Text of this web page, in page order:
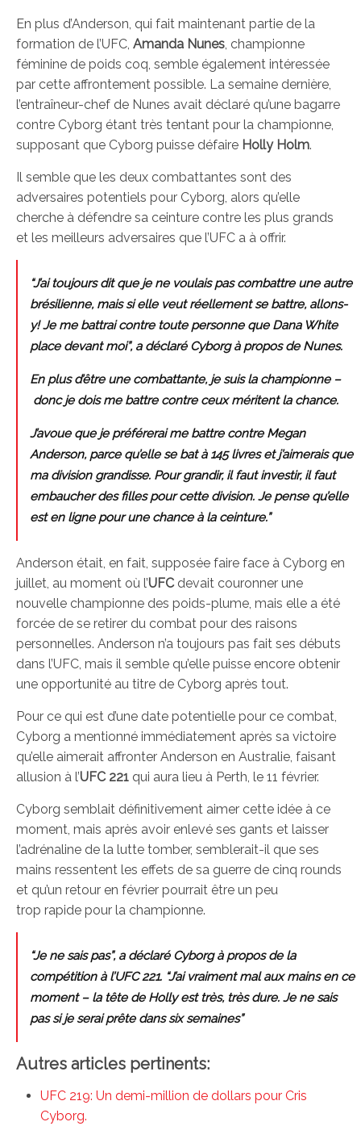
En plus d’Anderson, qui fait maintenant partie de la
formation de l’UFC, Amanda Nunes, championne
féminine de poids coq, semble également intéressée
par cette affrontement possible. La semaine dernière,
l’entraîneur-chef de Nunes avait déclaré qu’une bagarre
contre Cyborg étant très tentant pour la championne,
supposant que Cyborg puisse défaire Holly Holm.
Il semble que les deux combattantes sont des
adversaires potentiels pour Cyborg, alors qu’elle
cherche à défendre sa ceinture contre les plus grands
et les meilleurs adversaires que l’UFC a à offrir.
“J’ai toujours dit que je ne voulais pas combattre une autre
brésilienne, mais si elle veut réellement se battre, allons-
y! Je me battrai contre toute personne que Dana White
place devant moi”, a déclaré Cyborg à propos de Nunes.
En plus d’être une combattante, je suis la championne –
donc je dois me battre contre ceux méritent la chance.
J’avoue que je préférerai me battre contre Megan
Anderson, parce qu’elle se bat à 145 livres et j’aimerais que
ma division grandisse. Pour grandir, il faut investir, il faut
embaucher des filles pour cette division. Je pense qu’elle
est en ligne pour une chance à la ceinture.”
Anderson était, en fait, supposée faire face à Cyborg en
juillet, au moment où l’UFC devait couronner une
nouvelle championne des poids-plume, mais elle a été
forcée de se retirer du combat pour des raisons
personnelles. Anderson n’a toujours pas fait ses débuts
dans l’UFC, mais il semble qu’elle puisse encore obtenir
une opportunité au titre de Cyborg après tout.
Pour ce qui est d’une date potentielle pour ce combat,
Cyborg a mentionné immédiatement après sa victoire
qu’elle aimerait affronter Anderson en Australie, faisant
allusion à l’UFC 221 qui aura lieu à Perth, le 11 février.
Cyborg semblait définitivement aimer cette idée à ce
moment, mais après avoir enlevé ses gants et laisser
l’adrénaline de la lutte tomber, semblerait-il que ses
mains ressentent les effets de sa guerre de cinq rounds
et qu’un retour en février pourrait être un peu
trop rapide pour la championne.
“Je ne sais pas”, a déclaré Cyborg à propos de la
compétition à l’UFC 221. “J’ai vraiment mal aux mains en ce
moment – la tête de Holly est très, très dure. Je ne sais
pas si je serai prête dans six semaines”
Autres articles pertinents:
UFC 219: Un demi-million de dollars pour Cris
Cyborg.